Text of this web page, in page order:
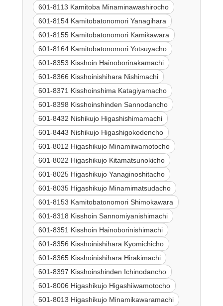
601-8113 Kamitoba Minaminawashirocho
601-8154 Kamitobatonomori Yanagihara
601-8155 Kamitobatonomori Kamikawara
601-8164 Kamitobatonomori Yotsuyacho
601-8353 Kisshoin Hainoborinakamachi
601-8366 Kisshoinishihara Nishimachi
601-8371 Kisshoinshima Katagiyamacho
601-8398 Kisshoinshinden Sannodancho
601-8432 Nishikujo Higashishimamachi
601-8443 Nishikujo Higashigokodencho
601-8012 Higashikujo Minamiiwamotocho
601-8022 Higashikujo Kitamatsunokicho
601-8025 Higashikujo Yanaginoshitacho
601-8035 Higashikujo Minamimatsudacho
601-8153 Kamitobatonomori Shimokawara
601-8318 Kisshoin Sannomiyanishimachi
601-8351 Kisshoin Hainoborinishimachi
601-8356 Kisshoinishihara Kyomichicho
601-8365 Kisshoinishihara Hirakimachi
601-8397 Kisshoinshinden Ichinodancho
601-8006 Higashikujo Higashiiwamotocho
601-8013 Higashikujo Minamikawaramachi